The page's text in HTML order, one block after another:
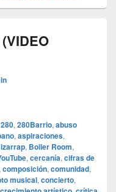
280, 280Barrio, abuso
, aspiraciones,
, Boiler Room,
, cercanía, cifras de
composición, comunidad,
musical, concierto,